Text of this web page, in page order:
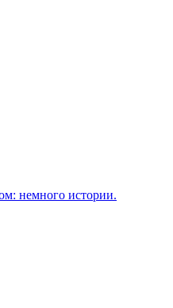
немного истории.